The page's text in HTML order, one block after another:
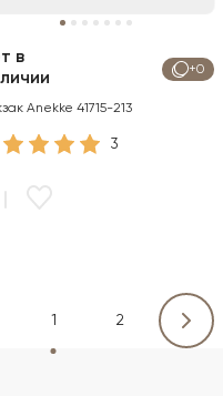
+0
в
Anekke 41715-213
3
1 2